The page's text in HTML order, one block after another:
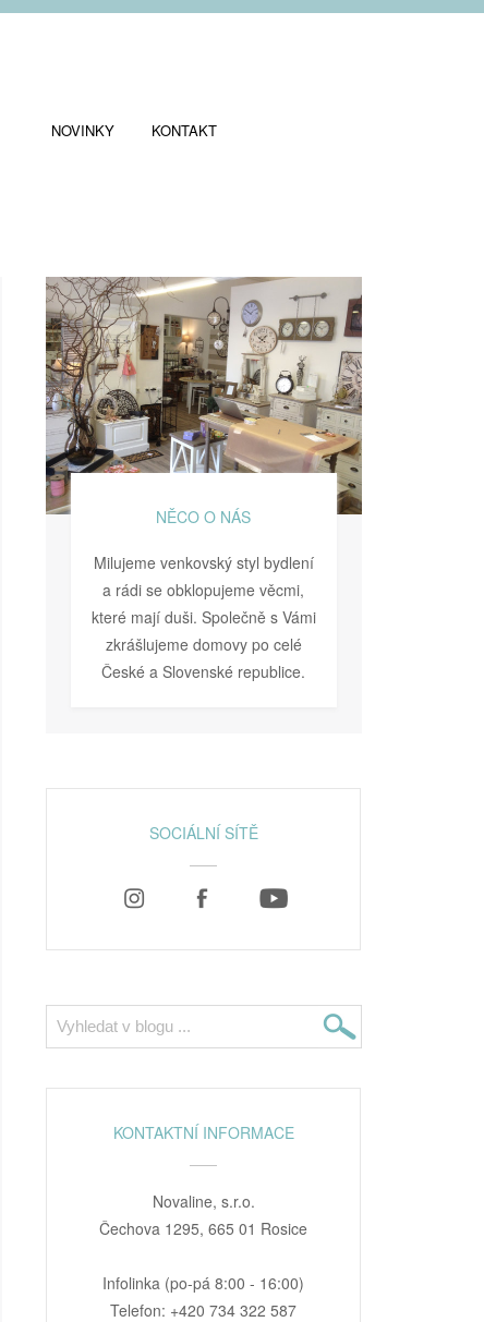
NOVINKY KONTAKT
NĚCO O NÁS
Milujeme venkovský styl bydlení
a rádi se obklopujeme věcmi,
které mají duši. Společně s Vámi
zkrášlujeme domovy po celé
České a Slovenské republice.
SOCIÁLNÍ SÍTĚ
KONTAKTNÍ INFORMACE
Novaline, s.r.o.
Čechova 1295, 665 01 Rosice
Infolinka (po-pá 8:00 - 16:00)
Telefon: +420 734 322 587